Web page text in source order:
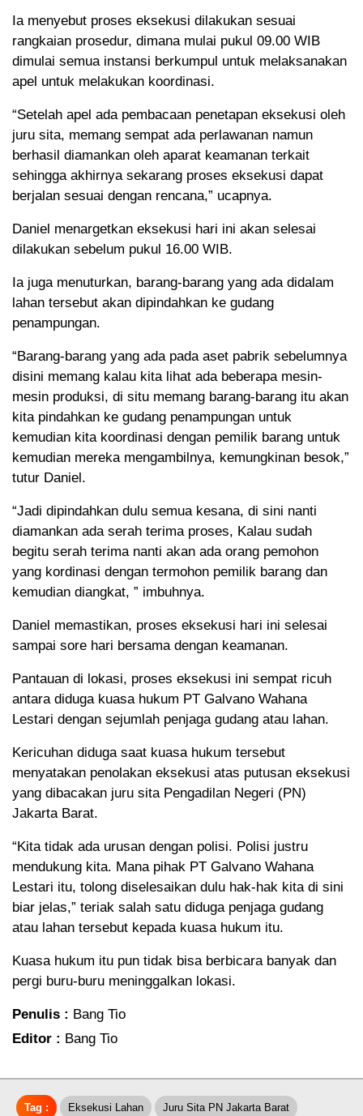
Ia menyebut proses eksekusi dilakukan sesuai
rangkaian prosedur, dimana mulai pukul 09.00 WIB
dimulai semua instansi berkumpul untuk melaksanakan
apel untuk melakukan koordinasi.
“Setelah apel ada pembacaan penetapan eksekusi oleh
juru sita, memang sempat ada perlawanan namun
berhasil diamankan oleh aparat keamanan terkait
sehingga akhirnya sekarang proses eksekusi dapat
berjalan sesuai dengan rencana,” ucapnya.
Daniel menargetkan eksekusi hari ini akan selesai
dilakukan sebelum pukul 16.00 WIB.
Ia juga menuturkan, barang-barang yang ada didalam
lahan tersebut akan dipindahkan ke gudang
penampungan.
“Barang-barang yang ada pada aset pabrik sebelumnya
disini memang kalau kita lihat ada beberapa mesin-
mesin produksi, di situ memang barang-barang itu akan
kita pindahkan ke gudang penampungan untuk
kemudian kita koordinasi dengan pemilik barang untuk
kemudian mereka mengambilnya, kemungkinan besok,”
tutur Daniel.
“Jadi dipindahkan dulu semua kesana, di sini nanti
diamankan ada serah terima proses, Kalau sudah
begitu serah terima nanti akan ada orang pemohon
yang kordinasi dengan termohon pemilik barang dan
kemudian diangkat, ” imbuhnya.
Daniel memastikan, proses eksekusi hari ini selesai
sampai sore hari bersama dengan keamanan.
Pantauan di lokasi, proses eksekusi ini sempat ricuh
antara diduga kuasa hukum PT Galvano Wahana
Lestari dengan sejumlah penjaga gudang atau lahan.
Kericuhan diduga saat kuasa hukum tersebut
menyatakan penolakan eksekusi atas putusan eksekusi
yang dibacakan juru sita Pengadilan Negeri (PN)
Jakarta Barat.
“Kita tidak ada urusan dengan polisi. Polisi justru
mendukung kita. Mana pihak PT Galvano Wahana
Lestari itu, tolong diselesaikan dulu hak-hak kita di sini
biar jelas,” teriak salah satu diduga penjaga gudang
atau lahan tersebut kepada kuasa hukum itu.
Kuasa hukum itu pun tidak bisa berbicara banyak dan
pergi buru-buru meninggalkan lokasi.
Penulis : Bang Tio
Editor : Bang Tio
Tag : Eksekusi Lahan Juru Sita PN Jakarta Barat